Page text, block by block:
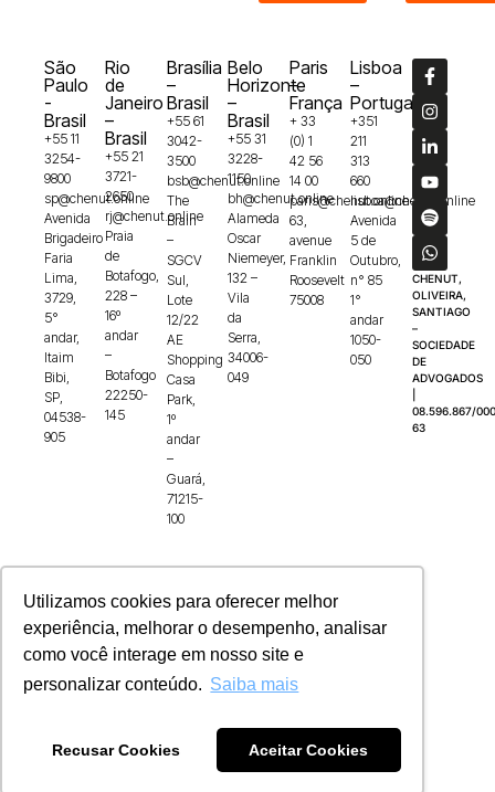
Utilizamos cookies para oferecer melhor
experiência, melhorar o desempenho, analisar
como você interage em nosso site e
personalizar conteúdo. Saiba mais
Recusar Cookies Aceitar Cookies
São
Paulo
-
Brasil
+55 11
3254-
9800
sp@chenut.online
Avenida
Brigadeiro
Faria
Lima,
3729,
5°
andar,
Itaim
Bibi,
SP,
04538-
905
Rio
de
Janeiro
–
Brasil
+55 21
3721-
2650
rj@chenut.online
Praia
de
Botafogo,
228 –
16º
andar
–
Botafogo
22250-
145
Brasília
–
Brasil
+55 61
3042-
3500
bsb@chenut.online
The
Brain
–
SGCV
Sul,
Lote
12/22
AE
Shopping
Casa
Park,
1º
andar
–
Guará,
71215-
100
Belo
Horizonte
–
Brasil
+55 31
3228-
1150
bh@chenut.online
Alameda
Oscar
Niemeyer,
132 –
Vila
da
Serra,
34006-
049
Paris
–
França
+ 33
(0) 1
42 56
14 00
paris@chenut.online
63,
avenue
Franklin
Roosevelt
75008
Lisboa
–
Portugal
+351
211
313
660
lisboa@chenut.online
Avenida
5 de
Outubro,
n° 85
1°
andar
1050-
050
CHENUT,
OLIVEIRA,
SANTIAGO
–
SOCIEDADE
DE
ADVOGADOS
08.596.867/
63